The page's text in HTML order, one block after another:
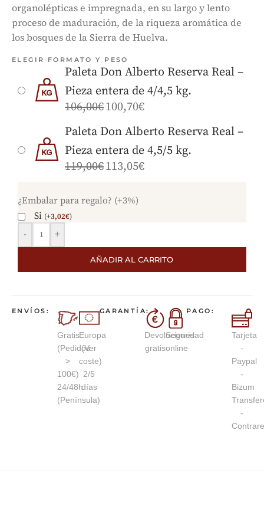
organolépticas e impregnada, en su largo y lento
proceso de maduración, de la riqueza aromática de
los bosques de la Sierra de Huelva.
ELEGIR FORMATO Y PESO
Paleta Don Alberto Reserva Real –
Pieza entera de 4/4,5 kg.
106,00€100,70€
Paleta Don Alberto Reserva Real –
Pieza entera de 4,5/5 kg.
119,00€113,05€
¿Embalar para regalo? (+3%)
Si (+3,02€)
- +
AÑADIR AL CARRITO
ENVÍOS:
Gratis
(Pedidos
>
100€)
24/48h
(Península)
Europa
(Ver
coste)
2/5
días
GARANTÍA:
Devoluciones
gratis
Seguridad
online
PAGO:
Tarjeta
-
Paypal
-
Bizum
-